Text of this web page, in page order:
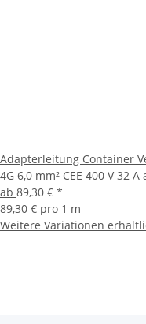
Adapterleitung Container
4G 6,0 mm² CEE 400 V 32
ab 89,30 € *
89,30 € pro 1 m
Weitere Variationen